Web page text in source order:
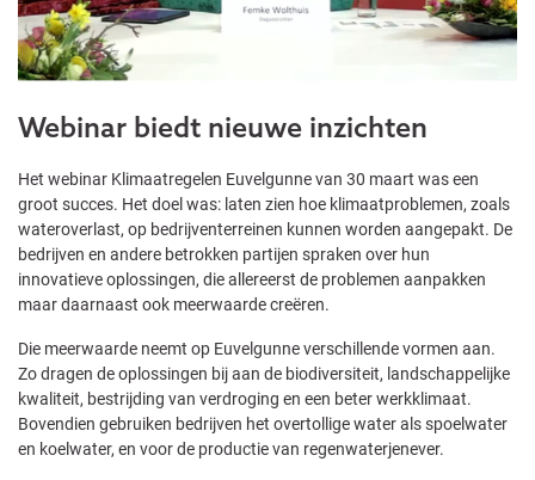
Webinar biedt nieuwe inzichten
Het webinar Klimaatregelen Euvelgunne van 30 maart was een
groot succes. Het doel was: laten zien hoe klimaatproblemen, zoals
wateroverlast, op bedrijventerreinen kunnen worden aangepakt. De
bedrijven en andere betrokken partijen spraken over hun
innovatieve oplossingen, die allereerst de problemen aanpakken
maar daarnaast ook meerwaarde creëren.
Die meerwaarde neemt op Euvelgunne verschillende vormen aan.
Zo dragen de oplossingen bij aan de biodiversiteit, landschappelijke
kwaliteit, bestrijding van verdroging en een beter werkklimaat.
Bovendien gebruiken bedrijven het overtollige water als spoelwater
en koelwater, en voor de productie van regenwaterjenever.